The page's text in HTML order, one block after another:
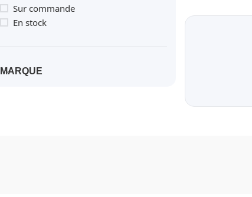
Sur commande
En stock
MARQUE